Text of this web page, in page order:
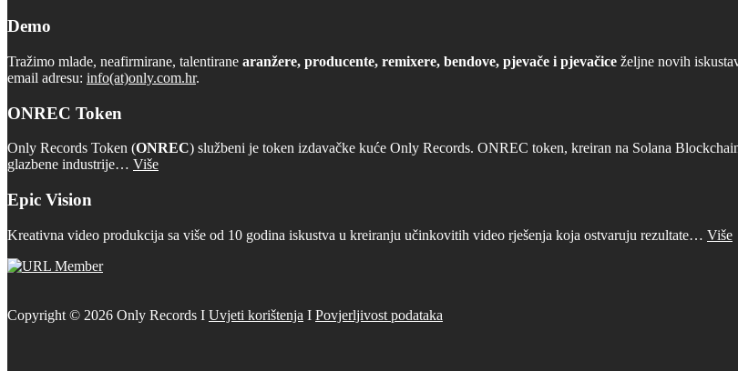
Demo
Tražimo mlade, neafirmirane, talentirane aranžere, producente, remixere, bendove, pjevače i pjevačice željne novih
email adresu: info(at)only.com.hr.
ONREC Token
Only Records Token (ONREC) službeni je token izdavačke kuće Only Records. ONREC token, kreiran na Solana
glazbene industrije… Više
Epic Vision
Kreativna video produkcija sa više od 10 godina iskustva u kreiranju učinkovitih video rješenja koja ostvaruju rezultate… Više
Copyright © 2026 Only Records I Uvjeti korištenja I Povjerljivost podataka